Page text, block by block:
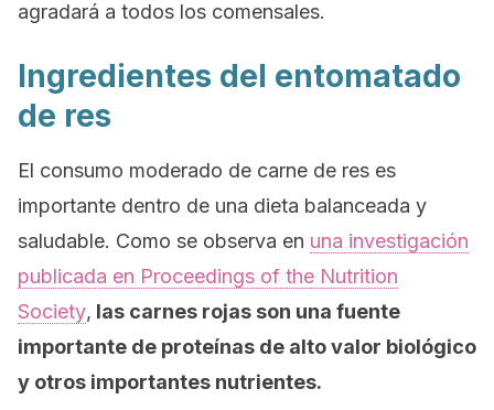
agradará a todos los comensales.
Ingredientes del entomatado
de res
El consumo moderado de carne de res es
importante dentro de una dieta balanceada y
saludable. Como se observa en una investigación
publicada en Proceedings of the Nutrition
Society, las carnes rojas son una fuente
importante de proteínas de alto valor biológico
y otros importantes nutrientes.